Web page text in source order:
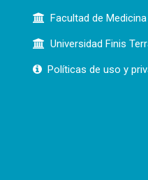
Facultad de Medicina
Universidad Finis
Políticas de uso y